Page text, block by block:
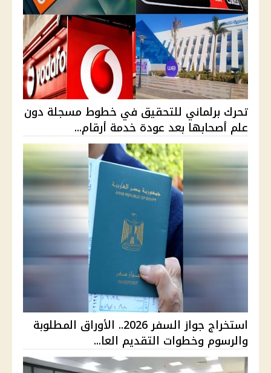
تحرك برلماني للتحقيق في خطوط مسجلة دون
علم أصحابها بعد عودة خدمة أرقام...
استخراج جواز السفر 2026.. الأوراق المطلوبة
والرسوم وخطوات التقديم العا...